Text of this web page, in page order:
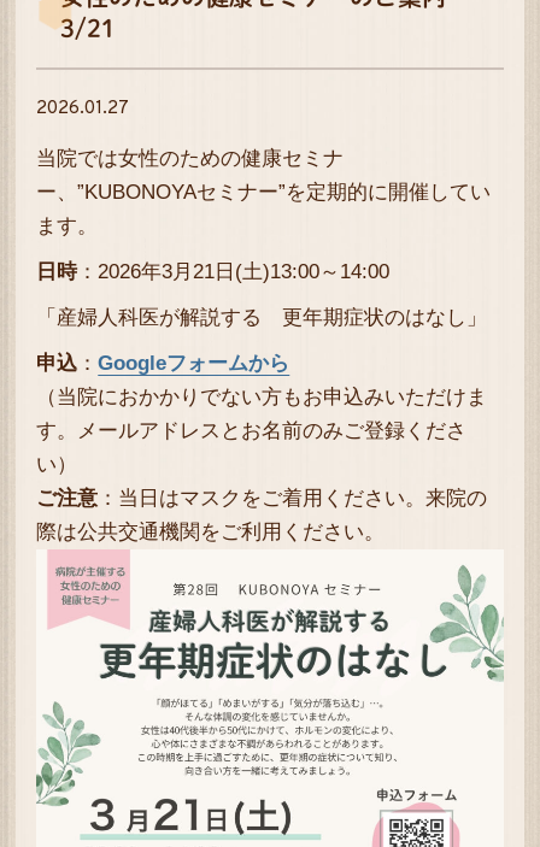
3/21
2026.01.27
当院では女性のための健康セミナ
ー、”KUBONOYAセミナー”を定期的に開催してい
ます。
日時：2026年3月21日(土)13:00～14:00
「産婦人科医が解説する 更年期症状のはなし」
申込 ：Googleフォームから
（当院におかかりでない方もお申込みいただけま
す。メールアドレスとお名前のみご登録くださ
い）
ご注意 ：当日はマスクをご着用ください。来院の
際は公共交通機関をご利用ください。